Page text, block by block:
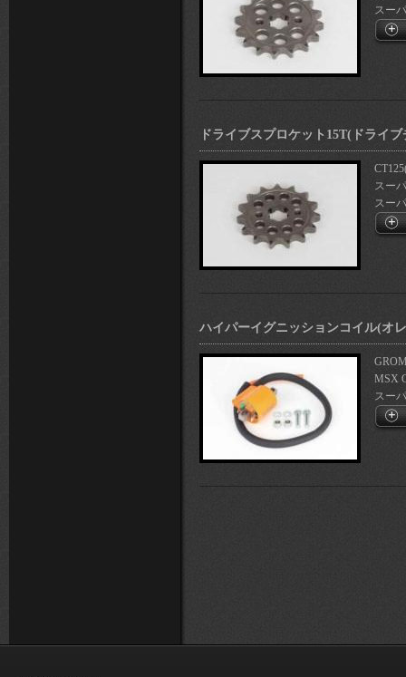
スー
ドライブスプロケット15T(ドライ
スー
スー
ハイパーイグニッションコイル(オ
MSX
スー